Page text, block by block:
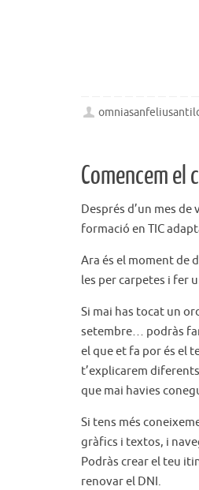
Comencem el
Després d’un mes
formació en TIC
Ara és el moment de
les per carpetes i fer
Si mai has tocat un
setembre… podràs
el que et fa por és el
t’explicarem
que mai havies
Si tens més
gràfics i textos, i
Podràs crear el teu
renovar el DNI.